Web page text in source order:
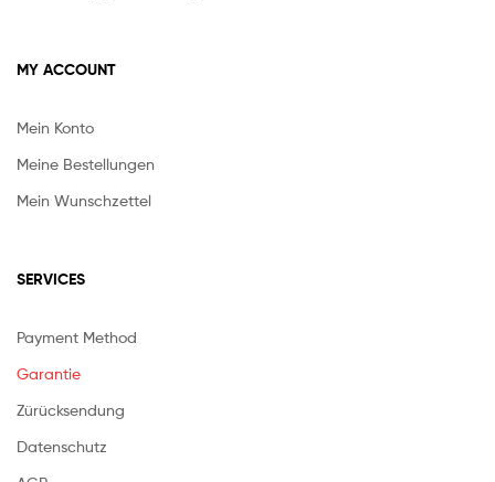
MY ACCOUNT
Mein Konto
Meine Bestellungen
Mein Wunschzettel
SERVICES
Payment Method
Garantie
Zürücksendung
Datenschutz